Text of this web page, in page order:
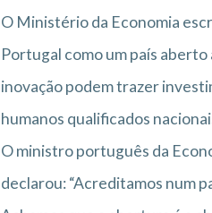
O Ministério da Economia
Portugal como um país
inovação podem trazer
humanos qualificados
O ministro português da
declarou: “Acreditamos num